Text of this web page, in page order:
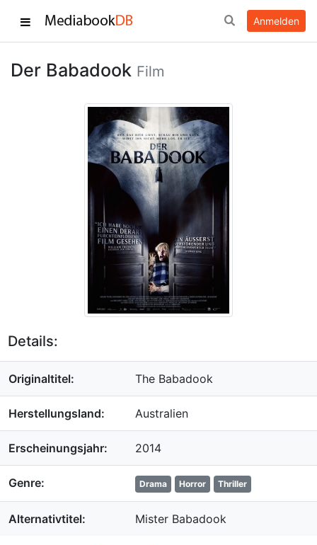
Anmelden
Der Babadook Film
Details:
Originaltitel: The Babadook
Herstellungsland: Australien
Erscheinungsjahr: 2014
Genre: Drama Horror Thriller
Alternativtitel: Mister Babadook